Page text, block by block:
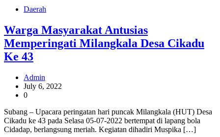
Daerah
Warga Masyarakat Antusias
Memperingati Milangkala Desa Cikadu
Ke 43
Admin
July 6, 2022
0
Subang – Upacara peringatan hari puncak Milangkala (HUT) Desa
Cikadu ke 43 pada Selasa 05-07-2022 bertempat di lapang bola
Cidadap, berlangsung meriah. Kegiatan dihadiri Muspika […]